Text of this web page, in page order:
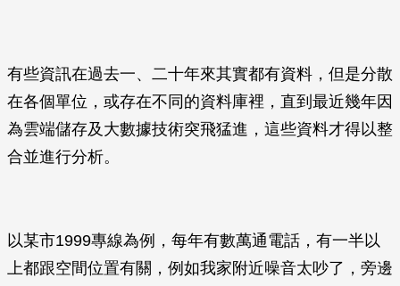
有些資訊在過去一、二十年來其實都有資料，但是分散
在各個單位，或存在不同的資料庫裡，直到最近幾年因
為雲端儲存及大數據技術突飛猛進，這些資料才得以整
合並進行分析。
以某市1999專線為例，每年有數萬通電話，有一半以
上都跟空間位置有關，例如我家附近噪音太吵了，旁邊